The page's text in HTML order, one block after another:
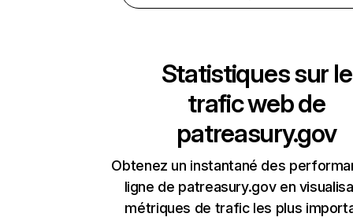
Statistiques sur le
trafic web de
patreasury.gov
Obtenez un instantané des
ligne de patreasury.gov en
métriques de trafic les plus